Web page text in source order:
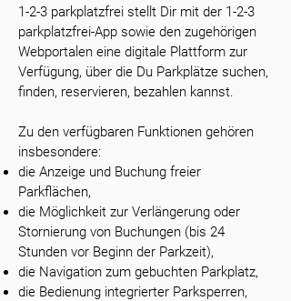
1-2-3 parkplatzfrei stellt Dir mit der 1-2-3
parkplatzfrei-App sowie den zugehörigen
Webportalen eine digitale Plattform zur
Verfügung, über die Du Parkplätze suchen,
finden, reservieren, bezahlen kannst.
Zu den verfügbaren Funktionen gehören
insbesondere:
die Anzeige und Buchung freier
Parkflächen,
die Möglichkeit zur Verlängerung oder
Stornierung von Buchungen (bis 24
Stunden vor Beginn der Parkzeit),
die Navigation zum gebuchten Parkplatz,
die Bedienung integrierter Parksperren,